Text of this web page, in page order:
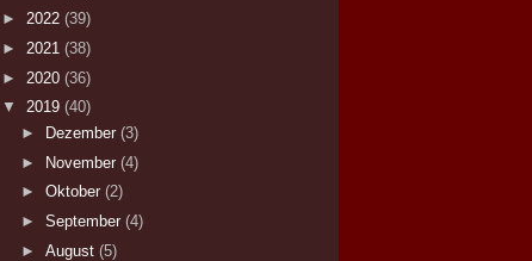
► 2022 (39)
► 2021 (38)
► 2020 (36)
▼ 2019 (40)
►
Dezember (3)
► November (4)
► Oktober (2)
► September (4)
► August (5)